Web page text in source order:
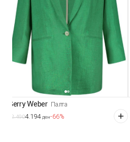
Gerry Weber Палта
12.4904.194 ден-66%